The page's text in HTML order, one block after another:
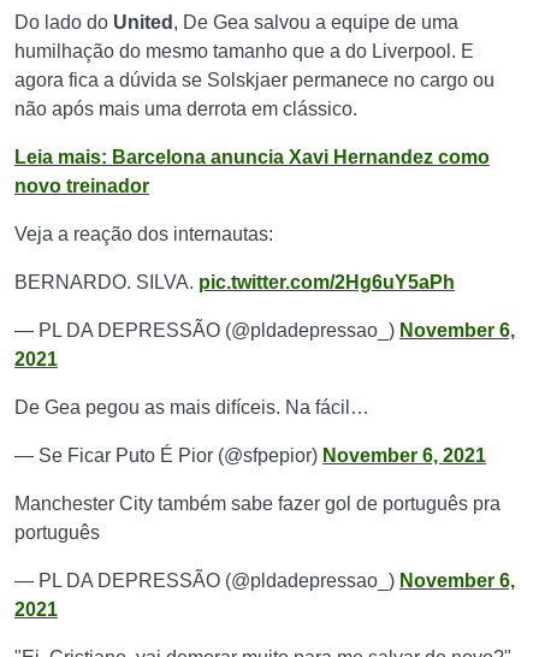
Do lado do United , De Gea salvou a equipe de uma
humilhação do mesmo tamanho que a do Liverpool. E
agora fica a dúvida se Solskjaer permanece no cargo ou
não após mais uma derrota em clássico.
Leia mais: Barcelona anuncia Xavi Hernandez como
novo treinador
Veja a reação dos internautas:
BERNARDO. SILVA. pic.twitter.com/2Hg6uY5aPh
— PL DA DEPRESSÃO (@pldadepressao_) November 6,
2021
De Gea pegou as mais difíceis. Na fácil…
— Se Ficar Puto É Pior (@sfpepior) November 6, 2021
Manchester City também sabe fazer gol de português pra
português
— PL DA DEPRESSÃO (@pldadepressao_) November 6,
2021